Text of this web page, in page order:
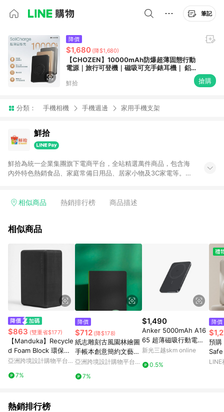
筆記
降價
$1,680 (降$1,680)
【CHOZEN】10000mAh防爆超薄固態行動
電源｜旅行可登機｜磁吸可充手錶耳機｜ 鋁合
鮮拾 搶購
分類： 手機相機 手機週邊 家用手機支架
鮮拾
鮮拾為統一企業集團旗下電商平台，全站精選萬件商品，包含海
內外特色熱銷食品、家庭常備日用品、居家小物及3C家電等。全
有好康。LINE好友招募中搜尋@10mart。 ＊特定 iPhone17 將不
相似商品 熱銷排行榜 商品描述
相似商品
$863 (雙重省$177)
【Manduka】Recycle
d Foam Block 環保瑜
珈磚 50D - Thunder
亞洲跨境設計購物平台
7%
降價
$712 (降$178)
紙志雕刻古風園林繪圖
手帳本創意簡約文藝精
緻日記本畢業禮物記
亞洲跨境設計購物平台
7%
$1,490
Anker 5000mAh A16
65 超薄磁吸行動電源
Q
新光三越skm online
0.5%
降價
預購
自帶
LINE
熱銷排行榜